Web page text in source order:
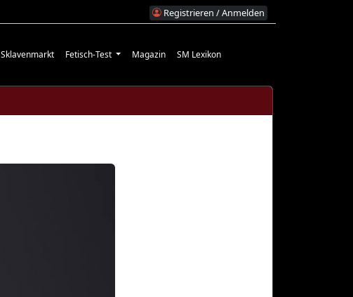
Registrieren / Anmelden
Sklavenmarkt Fetisch-Test Magazin SM Lexikon